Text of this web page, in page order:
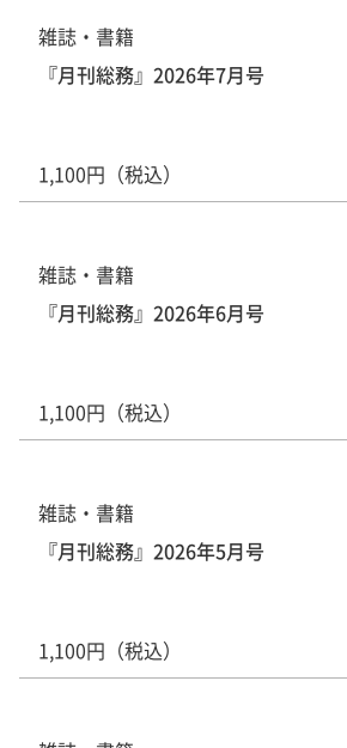
雑誌・書籍
『月刊総務』2026年7月号
1,100円（税込）
雑誌・書籍
『月刊総務』2026年6月号
1,100円（税込）
雑誌・書籍
『月刊総務』2026年5月号
1,100円（税込）